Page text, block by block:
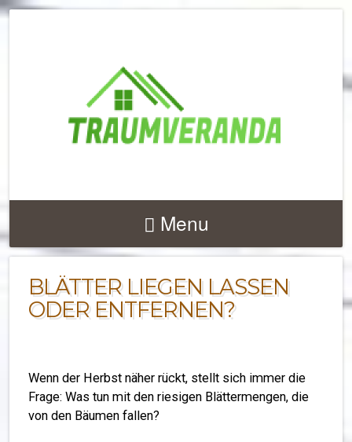
ZU
UND VERANDEN
Menu
BLÄTTER LIEGEN LASSEN
ODER ENTFERNEN?
Wenn der Herbst näher rückt, stellt sich immer die
Frage: Was tun mit den riesigen Blättermengen, die
von den Bäumen fallen?